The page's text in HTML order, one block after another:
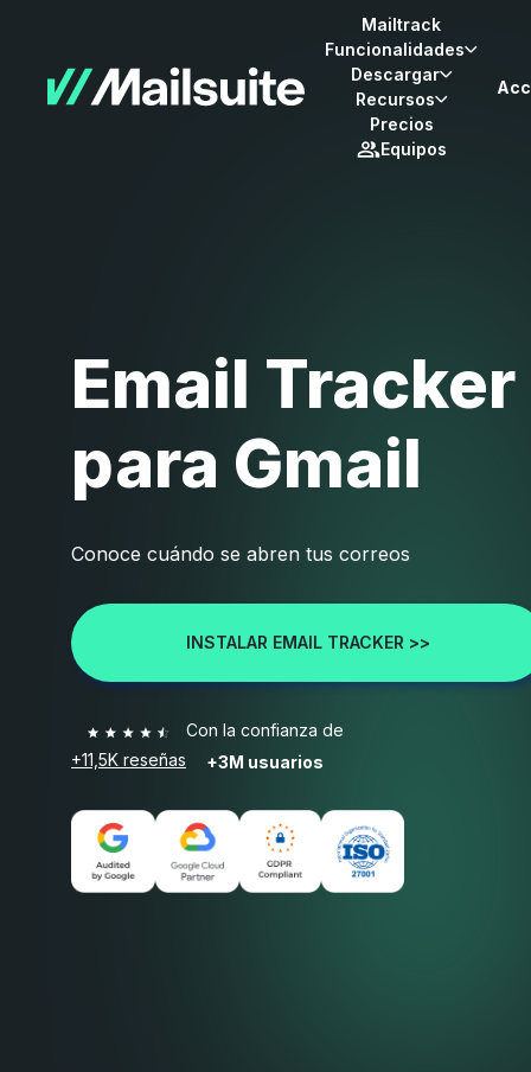
Mailtrack
Funcionalidades
Descargar
Recursos
Precios
Equipos
Email Tracker
para Gmail
Conoce cuándo se abren tus correos
INSTALAR EMAIL TRACKER >>
+11,5K reseñas
Con la confianza de
+3M usuarios